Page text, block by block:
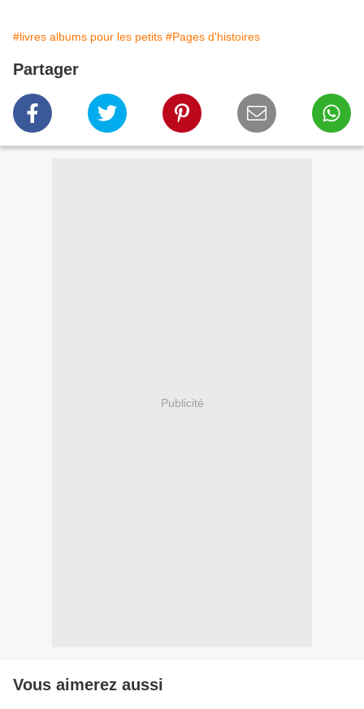
#livres albums pour les petits #Pages d'histoires
Partager
Publicité
Vous aimerez aussi